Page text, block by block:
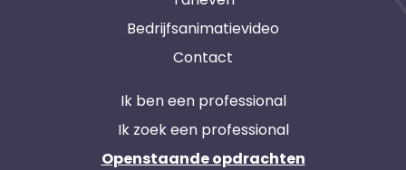
Bedrijfsanimatievideo
Contact
Ik ben een professional
Ik zoek een professional
Openstaande opdrachten